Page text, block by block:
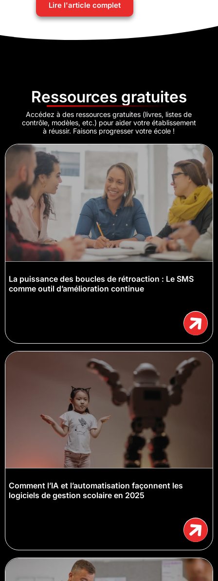
Lire l'article complet
Ressources gratuites
Accédez à des ressources gratuites (livres, listes de
contrôle, modèles, etc.) pour aider votre établissement
à réussir. Faisons progresser votre école !
La puissance des boucles de rétroaction : Le SMS
comme outil d’amélioration continue
Comment l’IA et l’automatisation façonnent les
logiciels de gestion scolaire en 2025